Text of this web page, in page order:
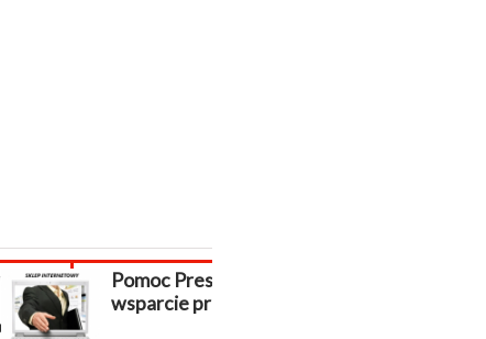
Pomoc PrestaShop,
wsparcie prestashop